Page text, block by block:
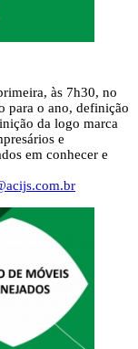
às 7h30, no
para o ano, definição
da logo marca
e
em conhecer e